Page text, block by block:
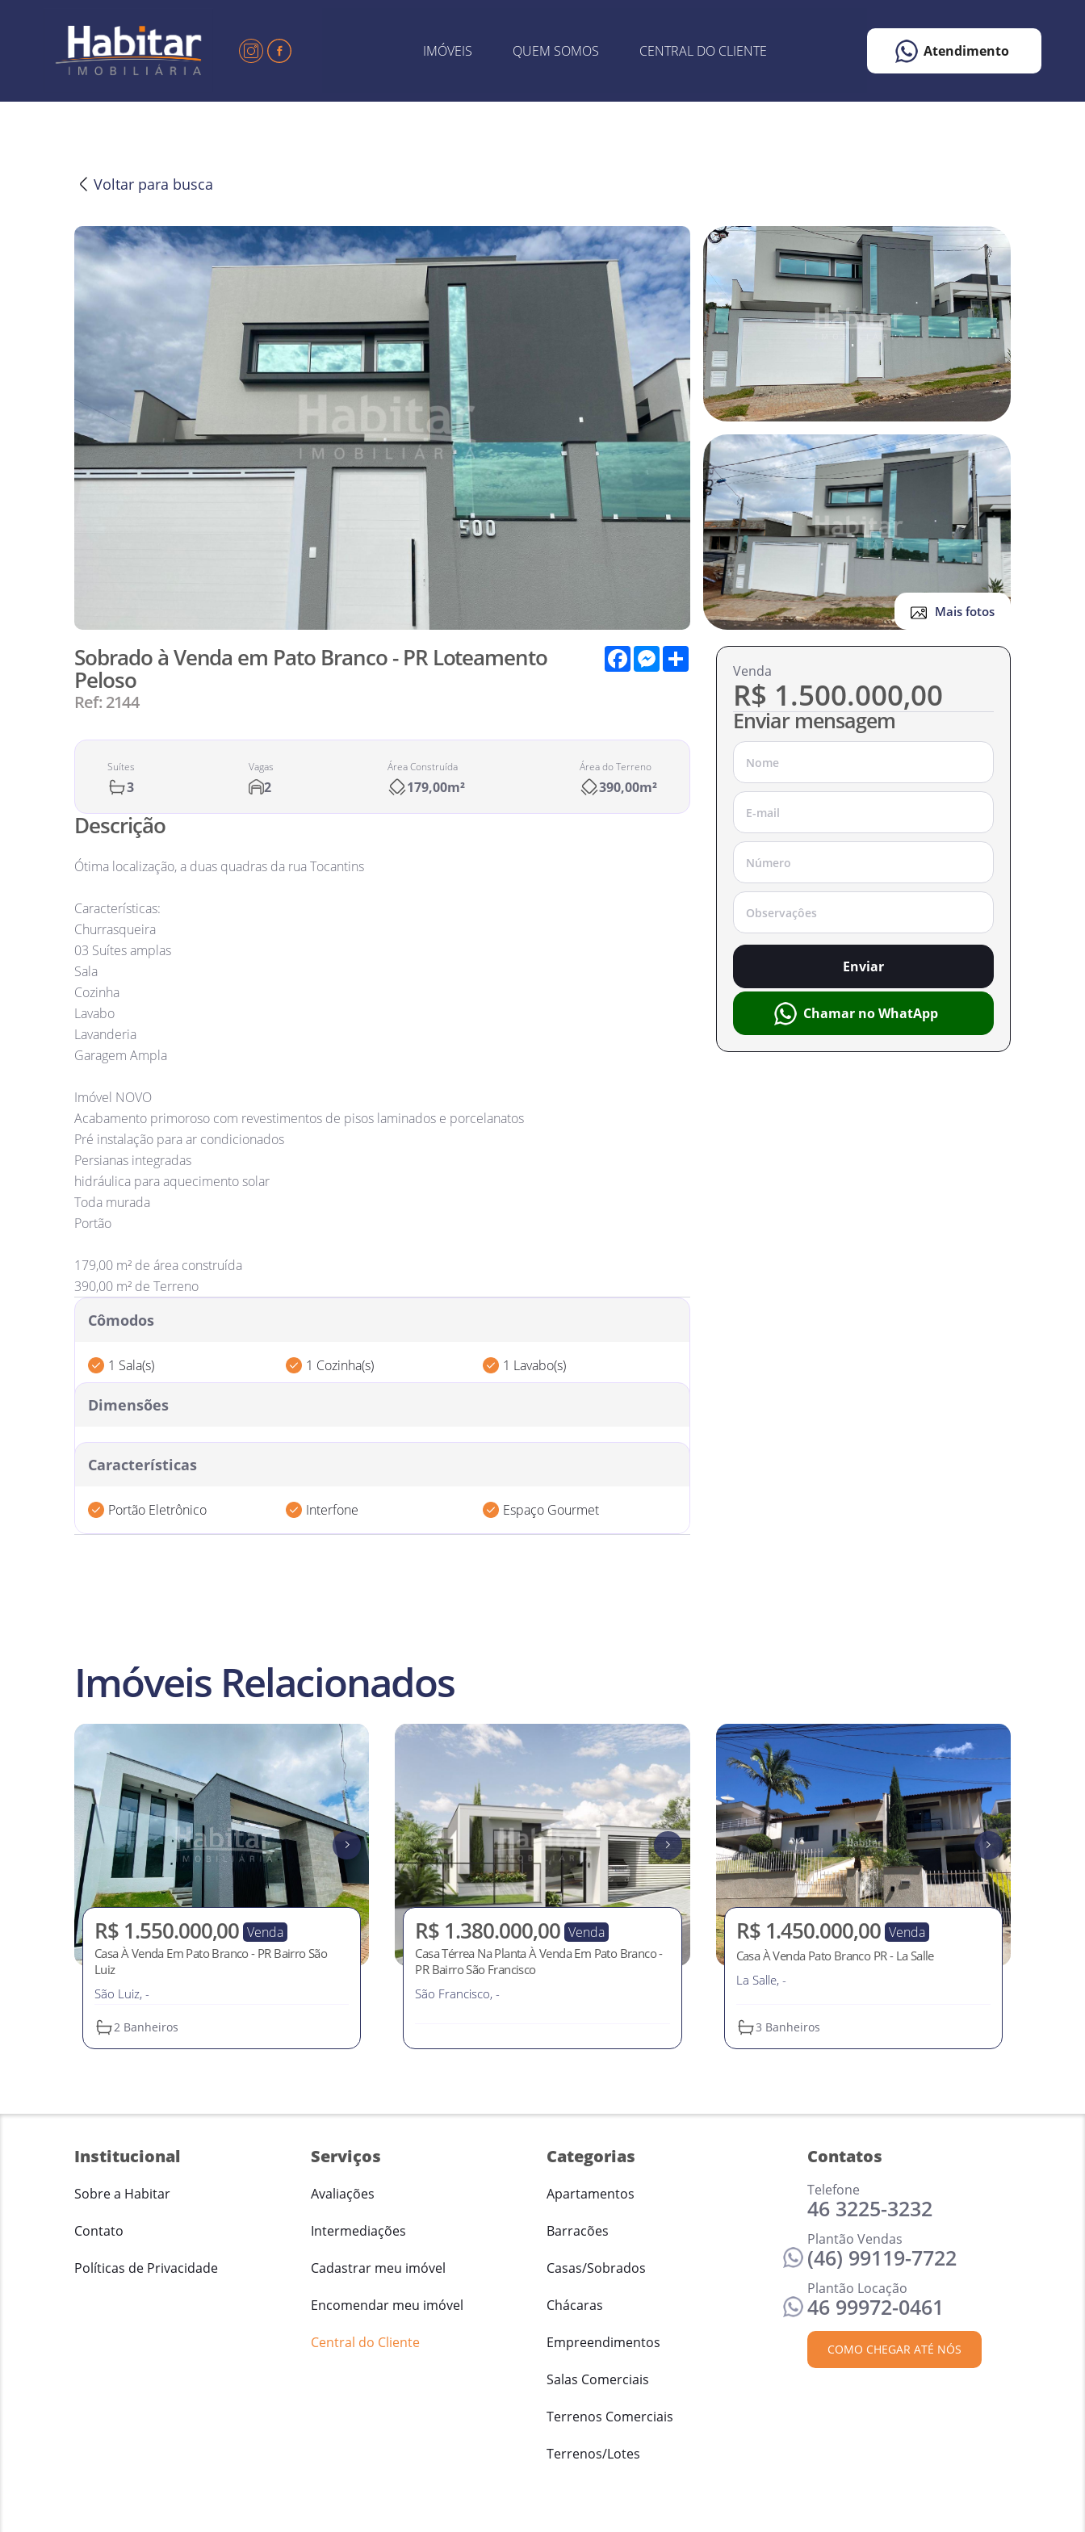
IMÓVEIS QUEM SOMOS CENTRAL DO CLIENTE Atendimento
Voltar para busca
Mais fotos
Sobrado à Venda em Pato Branco - PR Loteamento
Peloso
Ref: 2144
FacebookMessenger
Share
Suítes
3
Vagas
2
Área Construída
179,00m²
Área do Terreno
390,00m²
Descrição
Ótima localização, a duas quadras da rua Tocantins
Características:
Churrasqueira
03 Suítes amplas
Sala
Cozinha
Lavabo
Lavanderia
Garagem Ampla
Imóvel NOVO
Acabamento primoroso com revestimentos de pisos laminados e porcelanatos
Pré instalação para ar condicionados
Persianas integradas
hidráulica para aquecimento solar
Toda murada
Portão
179,00 m² de área construída
390,00 m² de Terreno
Venda
R$ 1.500.000,00
Enviar mensagem
Cômodos
1 Sala(s) 1 Cozinha(s)
1 Lavabo(s)
Dimensões
Características
Portão Eletrônico Interfone Espaço Gourmet
Imóveis Relacionados
R$ 1.550.000,00 Venda
Casa À Venda Em Pato Branco - PR Bairro São
Luiz
São Luiz, -
2 Banheiros
R$ 1.380.000,00 Venda
Casa Térrea Na Planta À Venda Em Pato Branco -
PR Bairro São Francisco
São Francisco, -
R$ 1.450.000,00 Venda
Casa À Venda Pato Branco PR - La Salle
La Salle, -
3 Banheiros
Institucional
Sobre a Habitar
Contato
Políticas de Privacidade
Serviços
Avaliações
Intermediações
Cadastrar meu imóvel
Encomendar meu imóvel
Central do Cliente
Categorias
Apartamentos
Barracões
Casas/Sobrados
Chácaras
Empreendimentos
Salas Comerciais
Terrenos Comerciais
Terrenos/Lotes
Contatos
Telefone
46 3225-3232
Plantão Vendas
(46) 99119-7722
Plantão Locação
46 99972-0461
COMO CHEGAR ATÉ NÓS